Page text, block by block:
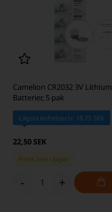
Camelion CR2032 3V Lithium
Batterier, 5 pak
Lägsta enhetspris: 18,75 SEK
22,50 SEK
Finns inte i lager
- +